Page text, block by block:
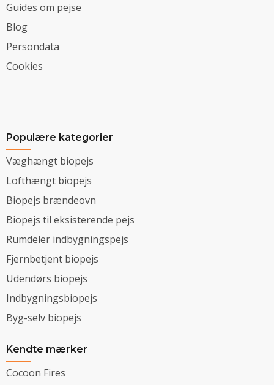
Guides om pejse
Blog
Persondata
Cookies
Populære kategorier
Væghængt biopejs
Lofthængt biopejs
Biopejs brændeovn
Biopejs til eksisterende pejs
Rumdeler indbygningspejs
Fjernbetjent biopejs
Udendørs biopejs
Indbygningsbiopejs
Byg-selv biopejs
Kendte mærker
Cocoon Fires